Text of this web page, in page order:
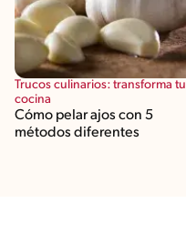
Trucos culinarios: transforma tu
cocina
Cómo pelar ajos con 5
métodos diferentes